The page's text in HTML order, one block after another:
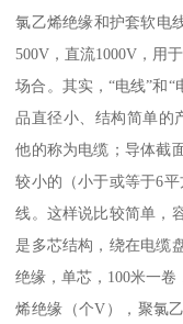
氯乙烯绝缘和护套软电
500V，直流1000V，用
场合。其实，“电线”和
品直径小、结构简单的
他的称为电缆；导体截
较小的（小于或等于6
线。这样说比较简单，
是多芯结构，绕在电缆
绝缘，单芯，100米一
烯绝缘（个V），聚氯